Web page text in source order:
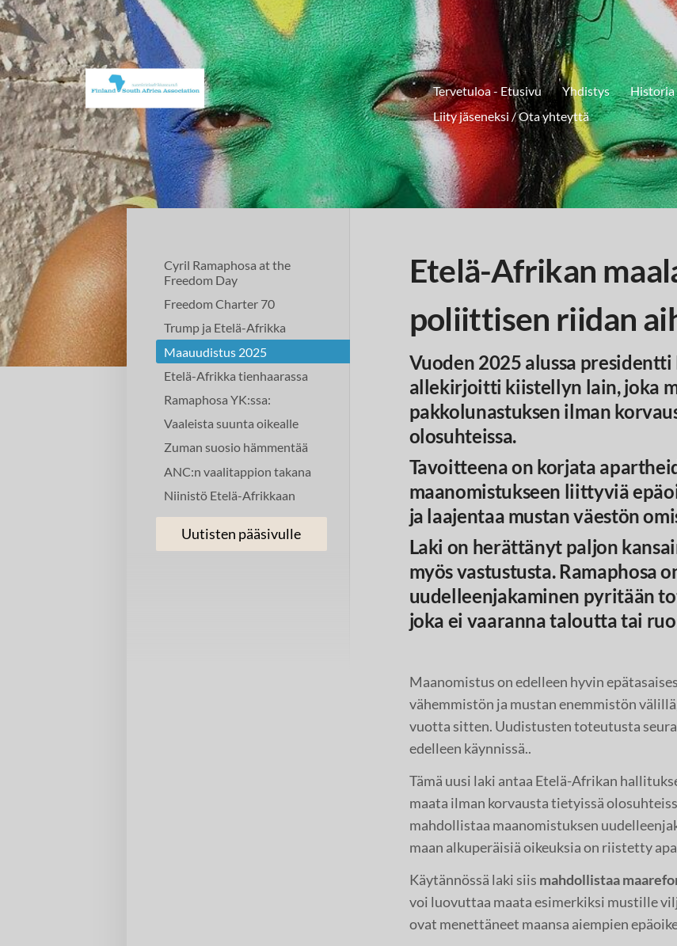
Siirry
sivun
sisältöön
Suomi–Etelä-Afrikka-seura Tervetuloa - Etusivu Yhdistys Historia
Liity jäseneksi / Ota yhteyttä
Cyril Ramaphosa at the
Freedom Day
Freedom Charter 70
Trump ja Etelä-Afrikka
Maauudistus 2025
Etelä-Afrikka tienhaarassa
Ramaphosa YK:ssa:
Vaaleista suunta oikealle
Zuman suosio hämmentää
ANC:n vaalitappion takana
Niinistö Etelä-Afrikkaan
Uutisten pääsivulle
Etelä-Afrikan
poliittisen riidan
Vuoden 2025 alussa presidentti
allekirjoitti kiistellyn lain, joka
pakkolunastuksen ilman
olosuhteissa.
Tavoitteena on korjata
maanomistukseen liittyviä
ja laajentaa mustan väestön
Laki on herättänyt paljon
myös vastustusta. Ramaphosa
uudelleenjakaminen pyritään
joka ei vaaranna taloutta tai
Maanomistus on edelleen hyvin
vähemmistön ja mustan enemmistön
vuotta sitten. Uudistusten toteutusta
edelleen käynnissä..
Tämä uusi laki antaa Etelä-Afrikan
maata ilman korvausta tietyissä
mahdollistaa maanomistuksen
maan alkuperäisiä oikeuksia on riistetty
Käytännössä laki siis mahdollistaa
voi luovuttaa maata esimerkiksi mustille
ovat menettäneet maansa aiempien